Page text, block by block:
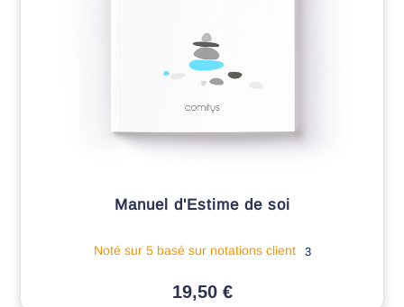
Manuel d'Estime de soi
Noté sur 5 basé sur notations client 3
19,50€